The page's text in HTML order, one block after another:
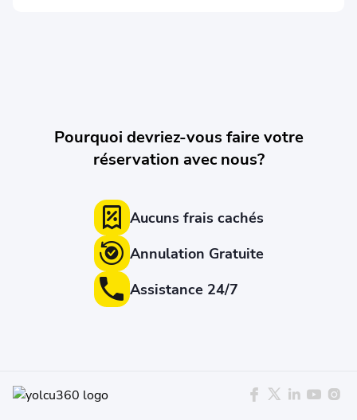
Pourquoi devriez-vous faire votre
réservation avec nous?
Aucuns frais cachés
Annulation Gratuite
Assistance 24/7